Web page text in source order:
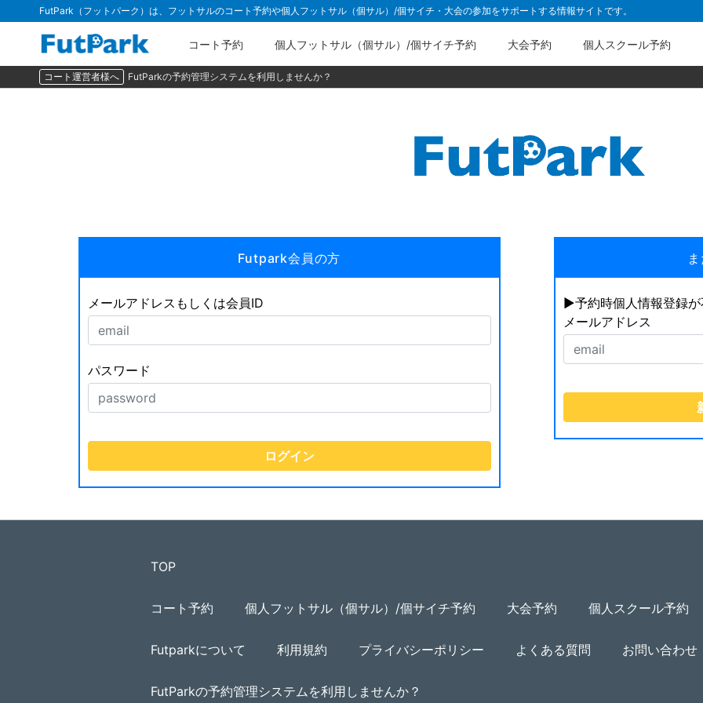
FutPark（フットパーク）は、フットサルのコート予約や個人フットサル（個サル）/個サイチ・大会の参加をサポートする情報サイトです。
コート予約 個人フットサル（個サル）/個サイチ予約 大会予約 個人スクール予約
コート運営者様へ FutParkの予約管理システムを利用しませんか？
Futpark会員の方
メールアドレスもしくは会員ID
パスワード
▶︎予約時個人情報登録
メールアドレス
TOP
コート予約 個人フットサル（個サル）/個サイチ予約 大会予約 個人スクール予約
Futparkについて 利用規約 プライバシーポリシー よくある質問 お問い合わせ
FutParkの予約管理システムを利用しませんか？